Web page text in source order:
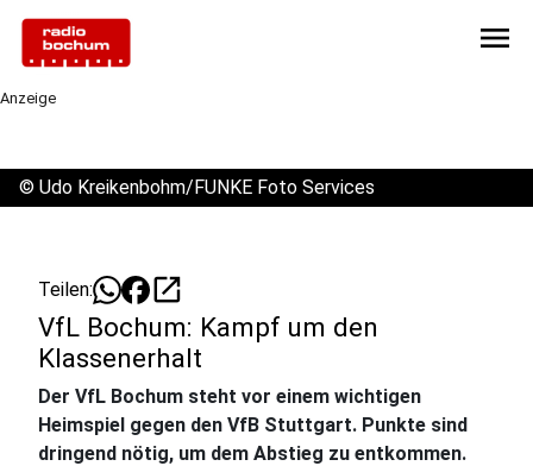
menu
Anzeige
© Udo Kreikenbohm/FUNKE Foto Services
Teilen: open_in_new
VfL Bochum: Kampf um den
Klassenerhalt
Der VfL Bochum steht vor einem wichtigen
Heimspiel gegen den VfB Stuttgart. Punkte sind
dringend nötig, um dem Abstieg zu entkommen.